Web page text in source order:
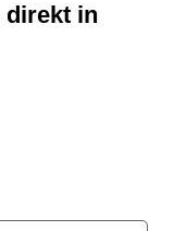
direkt in